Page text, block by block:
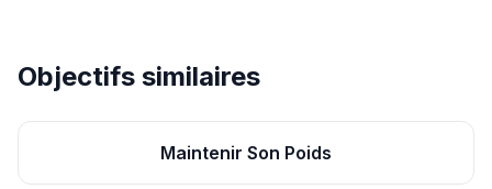
Objectifs similaires
Maintenir Son Poids